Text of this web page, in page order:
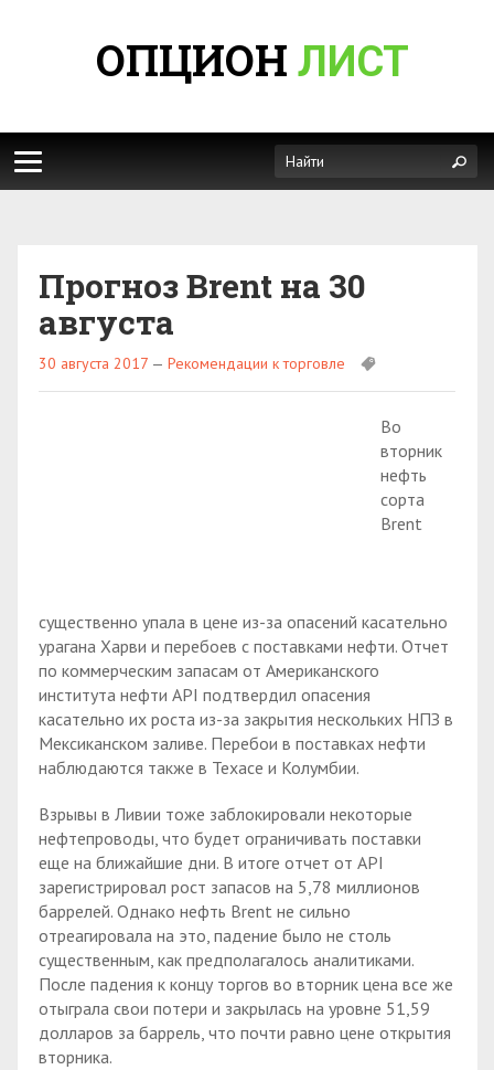
ОПЦИОН ЛИСТ
Прогноз Brent на 30
августа
30 августа 2017 — Рекомендации к торговле
Во
вторник
нефть
сорта
Brent
существенно упала в цене из-за опасений касательно
урагана Харви и перебоев с поставками нефти. Отчет
по коммерческим запасам от Американского
института нефти API подтвердил опасения
касательно их роста из-за закрытия нескольких НПЗ в
Мексиканском заливе. Перебои в поставках нефти
наблюдаются также в Техасе и Колумбии.
Взрывы в Ливии тоже заблокировали некоторые
нефтепроводы, что будет ограничивать поставки
еще на ближайшие дни. В итоге отчет от API
зарегистрировал рост запасов на 5,78 миллионов
баррелей. Однако нефть Brent не сильно
отреагировала на это, падение было не столь
существенным, как предполагалось аналитиками.
После падения к концу торгов во вторник цена все же
отыграла свои потери и закрылась на уровне 51,59
долларов за баррель, что почти равно цене открытия
вторника.